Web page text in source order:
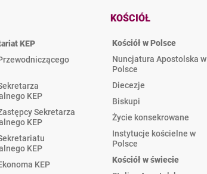
KEP
KEP
Sekretarza
KEP
KEP
KEP
KOŚCIÓŁ
Kościół w Polsce
Nuncjatura Apostolska w
Polsce
Diecezje
Biskupi
Życie konsekrowane
Instytucje kościelne w
Polsce
Kościół w świecie